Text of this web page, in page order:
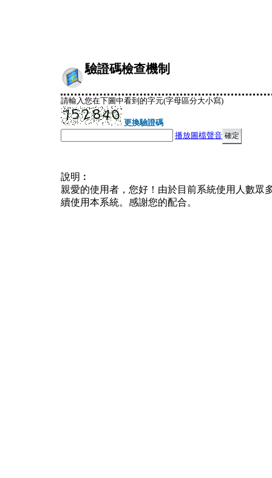
驗證碼檢查機制
請輸入您在下圖中看到的字元(字母區分大小寫)
更換驗證碼
播放圖檔聲音
說明︰
親愛的使用者，您好！由於目前系統使用人數眾
續使用本系統。感謝您的配合。